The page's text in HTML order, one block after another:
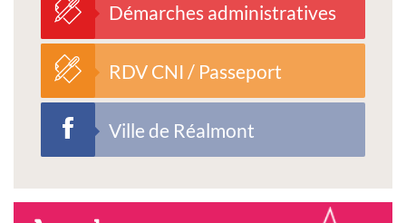
Démarches administratives
RDV CNI / Passeport
Ville de Réalmont